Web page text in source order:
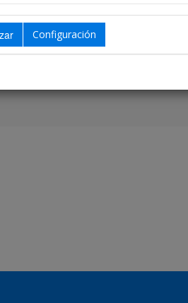
Configuración